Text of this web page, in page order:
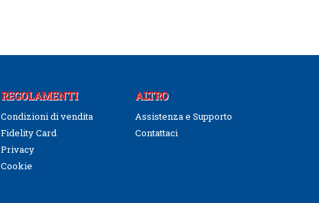
REGOLAMENTI
Condizioni di vendita
Fidelity Card
Privacy
Cookie
ALTRO
Assistenza e Supporto
Contattaci